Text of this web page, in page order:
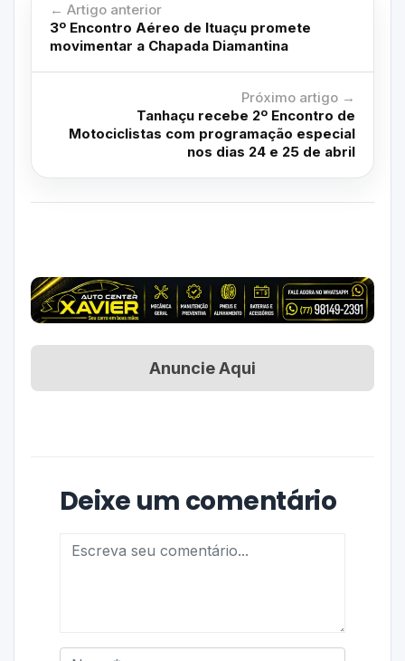
← Artigo anterior
3º Encontro Aéreo de Ituaçu promete
movimentar a Chapada Diamantina
Próximo artigo →
Tanhaçu recebe 2º Encontro de
Motociclistas com programação especial
nos dias 24 e 25 de abril
Anuncie Aqui
Deixe um comentário